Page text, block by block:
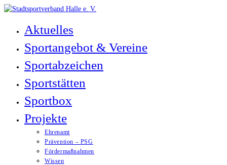
Zum
springenAktuelles
Sportangebot & Vereine
Sportabzeichen
Sportstätten
Sportbox
Projekte
Ehrenamt
Prävention – PSG
Fördermaßnahmen
Wissen